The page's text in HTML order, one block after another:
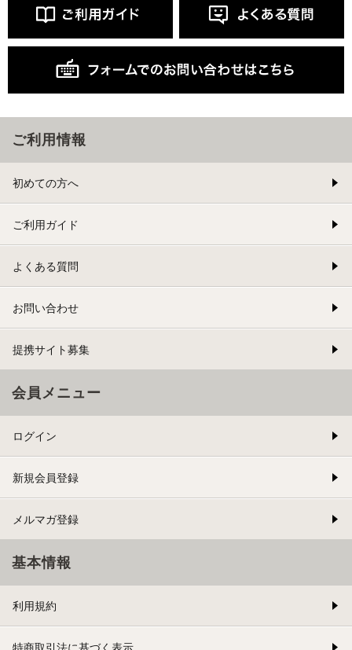
ご利用情報
初めての方へ
ご利用ガイド
よくある質問
お問い合わせ
提携サイト募集
会員メニュー
ログイン
新規会員登録
メルマガ登録
基本情報
利用規約